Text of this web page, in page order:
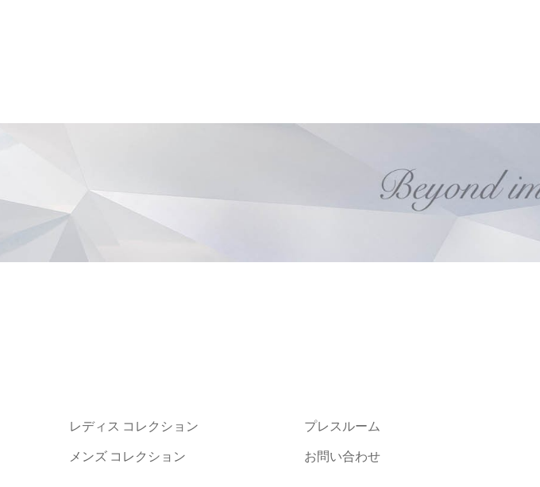
レディス コレクション
メンズ コレクション
プレスルーム
お問い合わせ